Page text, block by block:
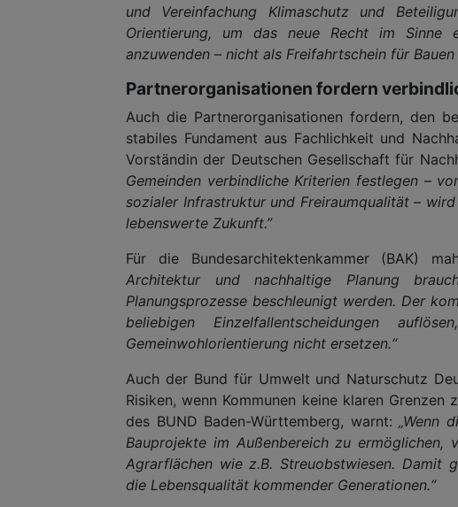
und Vereinfachung Klimaschutz und
Orientierung, um das neue Recht im Sinne
anzuwenden – nicht als Freifahrtschein für Bauen
Partnerorganisationen fordern
Auch die Partnerorganisationen fordern, den
stabiles Fundament aus Fachlichkeit und
Vorständin der Deutschen Gesellschaft für
Gemeinden verbindliche Kriterien festlegen –
sozialer Infrastruktur und Freiraumqualität –
lebenswerte Zukunft.”
Für die Bundesarchitektenkammer (BAK)
Architektur und nachhaltige Planung
Planungsprozesse beschleunigt werden. Der
beliebigen Einzelfallentscheidungen
Gemeinwohlorientierung nicht ersetzen.“
Auch der Bund für Umwelt und Naturschutz
Risiken, wenn Kommunen keine klaren
des BUND Baden-Württemberg, warnt: „Wenn
Bauprojekte im Außenbereich zu
Agrarflächen wie z.B. Streuobstwiesen. Damit
die Lebensqualität kommender Generationen.“